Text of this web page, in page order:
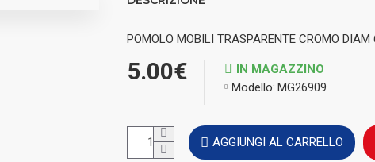
POMOLO MOBILI TRASPARENTE CROMO DIAM
5.00€
IN MAGAZZINO
Modello: MG26909
AGGIUNGI AL CARRELLO